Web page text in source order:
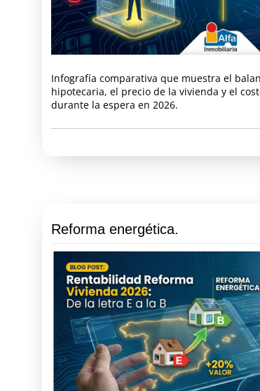
Infografía comparativa que muestra el
hipotecaria, el precio de la vivienda y el
durante la espera en 2026.
Reforma energética.